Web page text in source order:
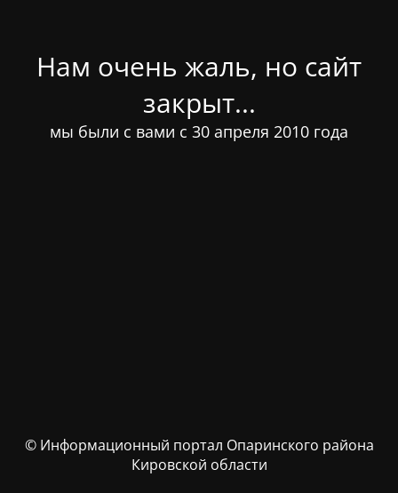
Нам очень жаль, но сайт
закрыт...
мы были с вами с 30 апреля 2010 года
© Информационный портал Опаринского района
Кировской области